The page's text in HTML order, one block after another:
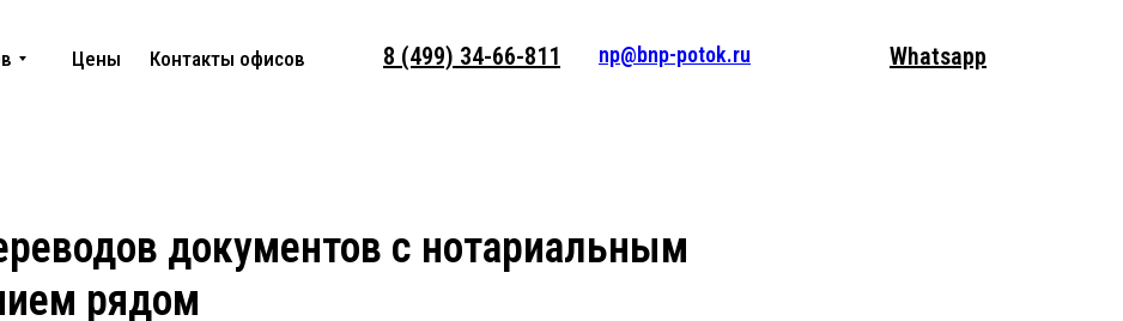
8 (499) 34-66-811 Whatsapp
np@bnp-potok.ru
Цены Контакты офисов
документов с нотариальным
рядом